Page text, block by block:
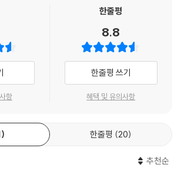
항
한줄평
8.8
한줄평 쓰기
혜택 및 유의사항
한줄평 20
추천순